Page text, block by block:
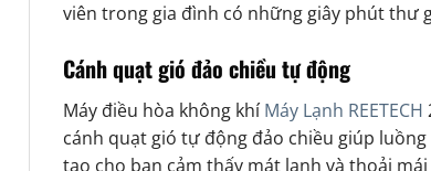
viên trong gia đình có những giây phút thư
Cánh quạt gió đảo chiều tự động
Máy điều hòa không khíMáy Lạnh REETECH
cánh quạt gió tự động đảo chiều giúp
tạo cho bạn cảm thấy mát lạnh và thoải